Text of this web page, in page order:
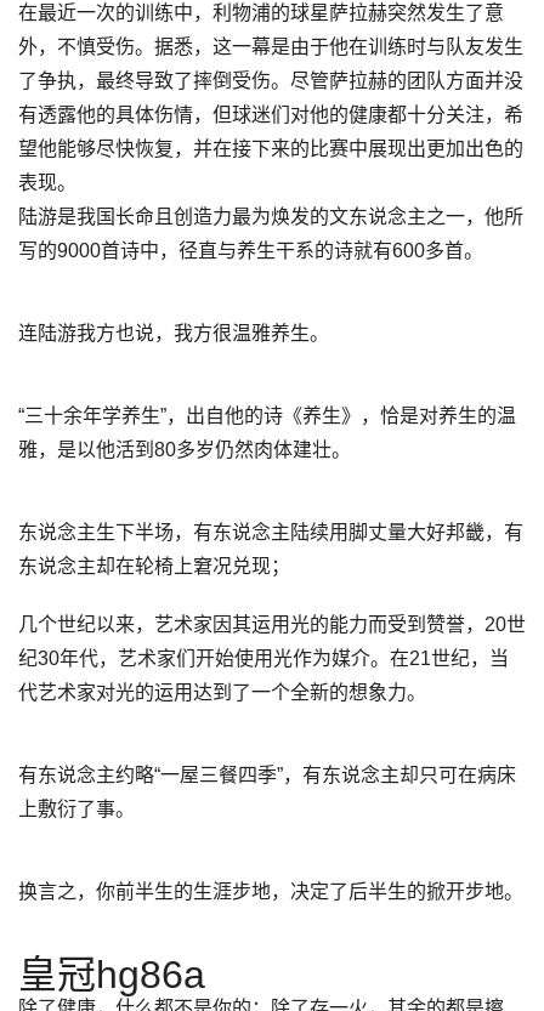
在最近一次的训练中，利物浦的球星萨拉赫突然发生了意
外，不慎受伤。据悉，这一幕是由于他在训练时与队友发生
了争执，最终导致了摔倒受伤。尽管萨拉赫的团队方面并没
有透露他的具体伤情，但球迷们对他的健康都十分关注，希
望他能够尽快恢复，并在接下来的比赛中展现出更加出色的
表现。
陆游是我国长命且创造力最为焕发的文东说念主之一，他所
写的9000首诗中，径直与养生干系的诗就有600多首。
连陆游我方也说，我方很温雅养生。
“三十余年学养生”，出自他的诗《养生》，恰是对养生的温
雅，是以他活到80多岁仍然肉体建壮。
东说念主生下半场，有东说念主陆续用脚丈量大好邦畿，有
东说念主却在轮椅上窘况兑现；
几个世纪以来，艺术家因其运用光的能力而受到赞誉，20世
纪30年代，艺术家们开始使用光作为媒介。在21世纪，当
代艺术家对光的运用达到了一个全新的想象力。
有东说念主约略“一屋三餐四季”，有东说念主却只可在病床
上敷衍了事。
换言之，你前半生的生涯步地，决定了后半生的掀开步地。
皇冠hg86a